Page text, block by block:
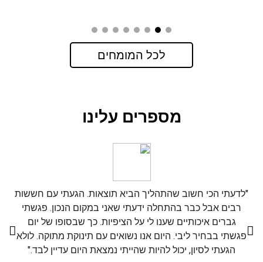
לכל המומחים
מספרים עלינו
"לדעתי הכי חשוב שהתהליך הביא תוצאות. הגעתי עם חששות
רבים אבל כבר בהתחלה ידעתי שאני במקום הנכון. פגשתי
גברים איכותיים שענו לי על הציפיות. כך שבסופו של יום
פגשתי בבחיר ליבי. היום אנו נשואים עם תינוקת מתוקה. לולא
הגעתי לסיון, יכול להיות שהייתי נמצאת היום עדיין לבד."